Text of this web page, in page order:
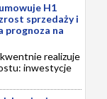
H1
sprzedaży i
prognoza na
realizuje
inwestycje